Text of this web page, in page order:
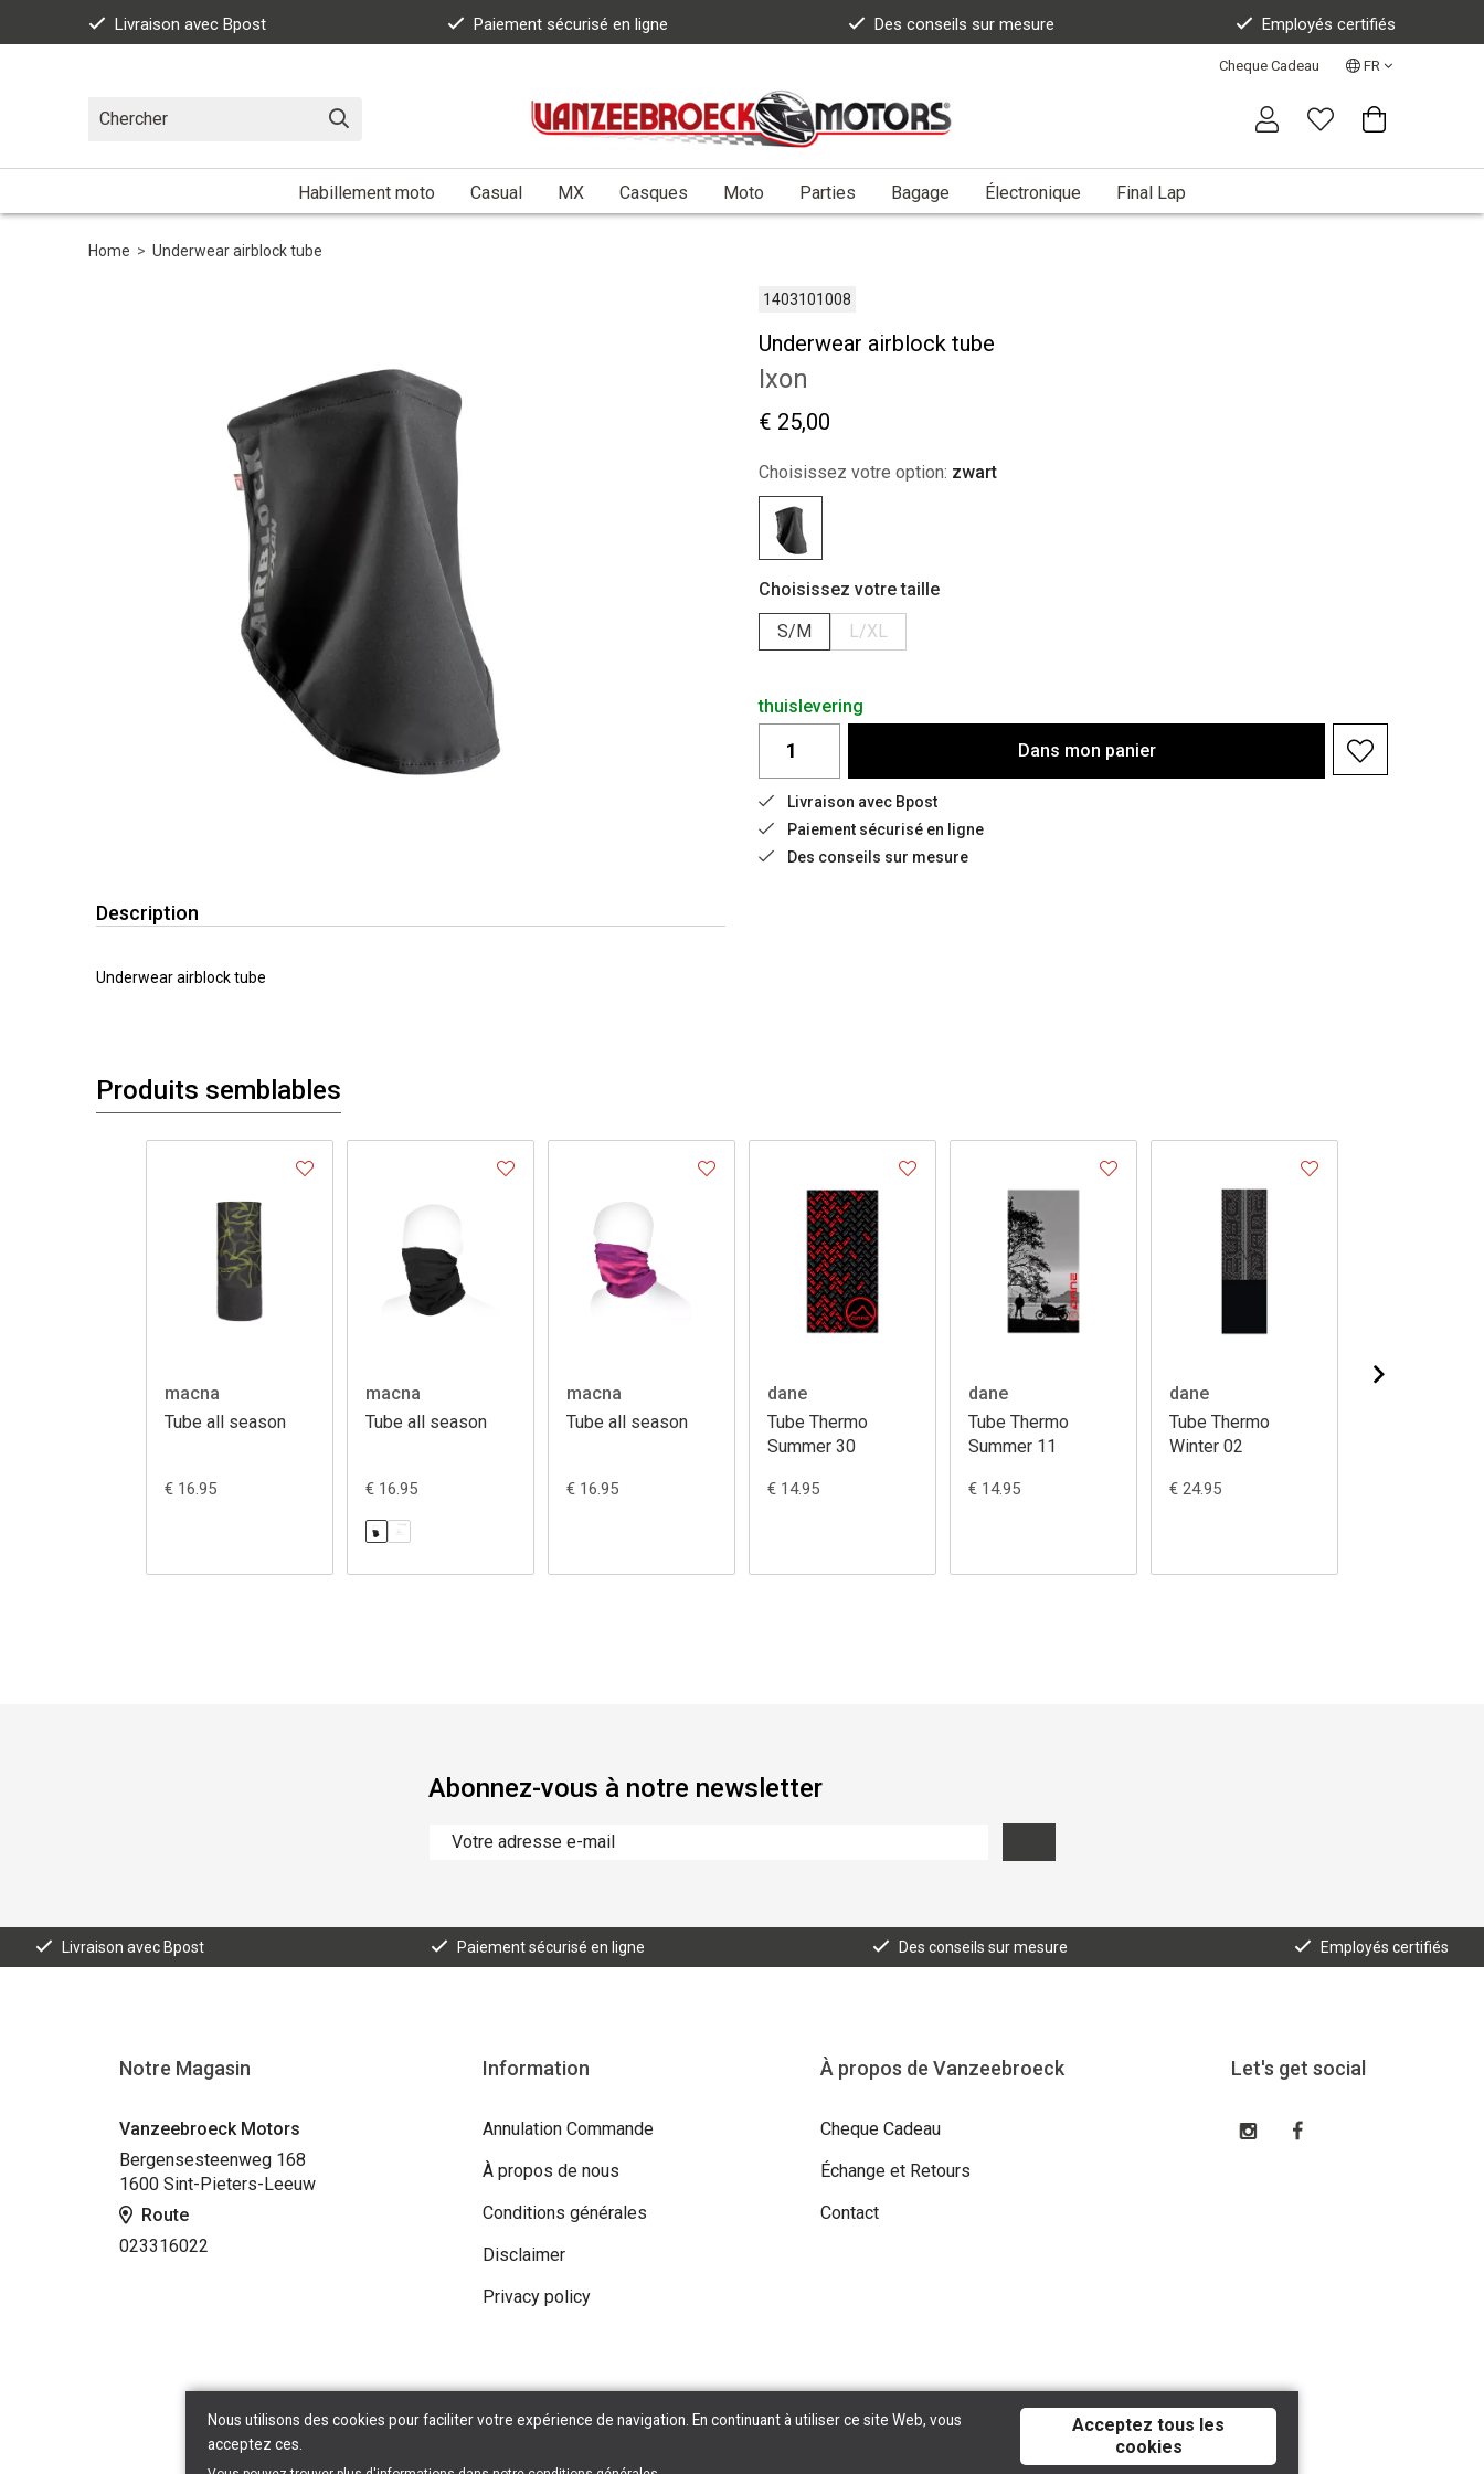
Livraison avec Bpost Paiement sécurisé en ligne Des conseils sur mesure Employés certifiés
Cheque Cadeau FR
Habillement moto Casual MX Casques Moto Parties Bagage Électronique Final Lap
Home > Underwear airblock tube
1403101008
Underwear airblock tube
Ixon
€ 25,00
Choisissez votre option: zwart
Choisissez votre taille
S/M
L/XL
thuislevering
Dans mon panier
Livraison avec Bpost
Paiement sécurisé en ligne
Des conseils sur mesure
Description
Underwear airblock tube
Produits semblables
macna
Tube all season
€ 16.95
macna
Tube all season
€ 16.95
macna
Tube all season
€ 16.95
dane
Tube Thermo
Summer 30
€ 14.95
dane
Tube Thermo
Summer 11
€ 14.95
dane
Tube Thermo
Winter 02
€ 24.95
Abonnez-vous à notre newsletter
Livraison avec Bpost Paiement sécurisé en ligne Des conseils sur mesure Employés certifiés
Notre Magasin
Vanzeebroeck Motors
Bergensesteenweg 168
1600 Sint-Pieters-Leeuw
Route
023316022
Information
Annulation Commande
À propos de nous
Conditions générales
Disclaimer
Privacy policy
À propos de Vanzeebroeck
Cheque Cadeau
Échange et Retours
Contact
Let's get social
Copyright © 2026 Vanzeebroeck Motors. All Rights Reserved | Powered By Tilroy
Nous utilisons des cookies pour faciliter votre expérience de navigation. En continuant à utiliser ce site Web, vous
acceptez ces.
Acceptez tous les
cookies